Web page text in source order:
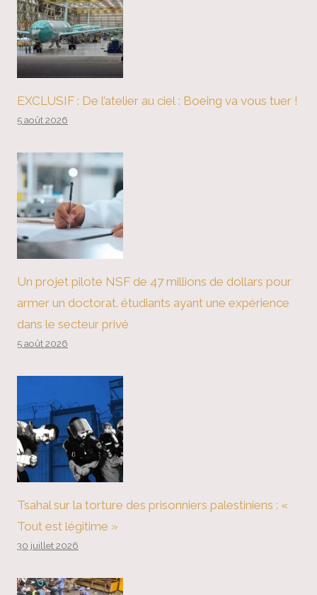
EXCLUSIF : De l’atelier au ciel : Boeing va vous tuer !
5 août 2026
Un projet pilote NSF de 47 millions de dollars pour
armer un doctorat. étudiants ayant une expérience
dans le secteur privé
5 août 2026
Tsahal sur la torture des prisonniers palestiniens : «
Tout est légitime »
30 juillet 2026